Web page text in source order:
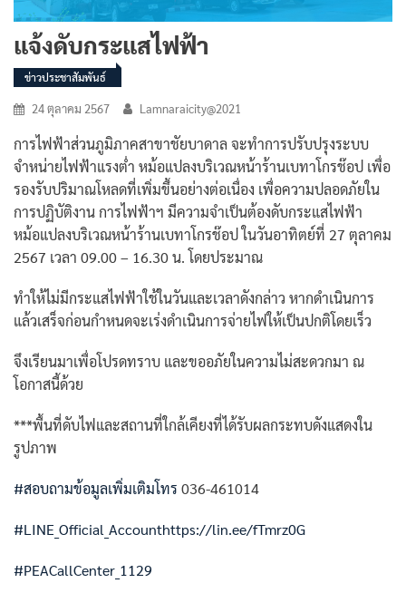
แจ้งดับกระแสไฟฟ้า
ข่าวประชาสัมพันธ์
24 ตุลาคม 2567 Lamnaraicity@2021
การไฟฟ้าส่วนภูมิภาคสาขาชัยบาดาล จะทำการปรับปรุงระบบ
จำหน่ายไฟฟ้าแรงต่ำ หม้อแปลงบริเวณหน้าร้านเบทาโกรช๊อป เพื่อ
รองรับปริมาณโหลดที่เพิ่มขึ้นอย่างต่อเนื่อง เพื่อความปลอดภัยใน
การปฏิบัติงาน การไฟฟ้าฯ มีความจำเป็นต้องดับกระแสไฟฟ้า
หม้อแปลงบริเวณหน้าร้านเบทาโกรช๊อป ในวันอาทิตย์ที่ 27 ตุลาคม
2567 เวลา 09.00 – 16.30 น. โดยประมาณ
ทำให้ไม่มีกระแสไฟฟ้าใช้ในวันและเวลาดังกล่าว หากดำเนินการ
แล้วเสร็จก่อนกำหนดจะเร่งดำเนินการจ่ายไฟให้เป็นปกติโดยเร็ว
จึงเรียนมาเพื่อโปรดทราบ และขออภัยในความไม่สะดวกมา ณ
โอกาสนี้ด้วย
***พื้นที่ดับไฟและสถานที่ใกล้เคียงที่ได้รับผลกระทบดังแสดงใน
รูปภาพ
#สอบถามข้อมูลเพิ่มเติมโทร 036-461014
#LINE_Official_Accounthttps://lin.ee/fTmrz0G
#PEACallCenter_1129